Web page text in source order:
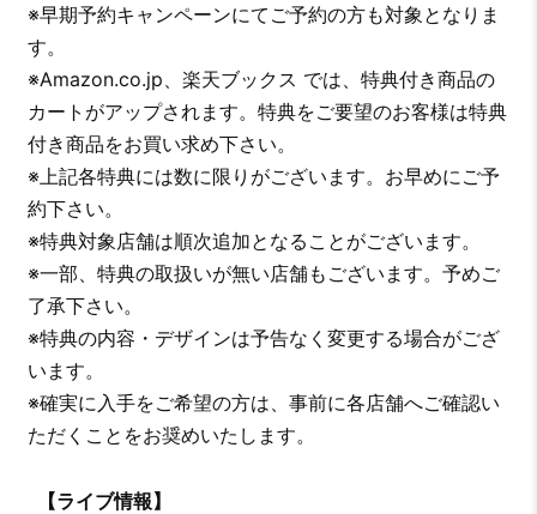
※早期予約キャンペーンにてご予約の方も対象となりま
す。
※Amazon.co.jp、楽天ブックス では、特典付き商品の
カートがアップされます。特典をご要望のお客様は特典
付き商品をお買い求め下さい。
※上記各特典には数に限りがございます。お早めにご予
約下さい。
※特典対象店舗は順次追加となることがございます。
※一部、特典の取扱いが無い店舗もございます。予めご
了承下さい。
※特典の内容・デザインは予告なく変更する場合がござ
います。
※確実に入手をご希望の方は、事前に各店舗へご確認い
ただくことをお奨めいたします。
【ライブ情報】